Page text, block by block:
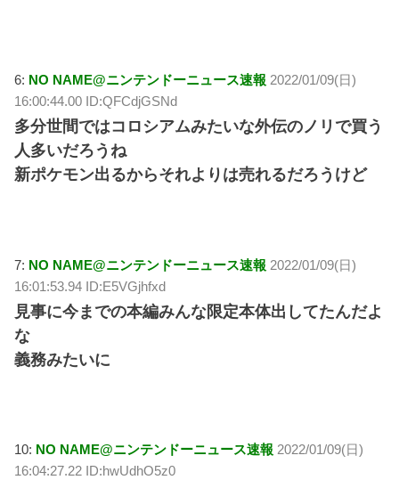
6: NO NAME@ニンテンドーニュース速報 2022/01/09(日)
16:00:44.00 ID:QFCdjGSNd
多分世間ではコロシアムみたいな外伝のノリで買う
人多いだろうね
新ポケモン出るからそれよりは売れるだろうけど
7: NO NAME@ニンテンドーニュース速報 2022/01/09(日)
16:01:53.94 ID:E5VGjhfxd
見事に今までの本編みんな限定本体出してたんだよ
な
義務みたいに
10: NO NAME@ニンテンドーニュース速報 2022/01/09(日)
16:04:27.22 ID:hwUdhO5z0